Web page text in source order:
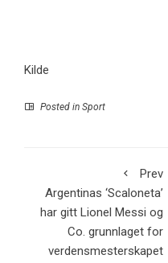
Kilde
Posted in Sport
Prev
Argentinas ‘Scaloneta’
har gitt Lionel Messi og
Co. grunnlaget for
verdensmesterskapet